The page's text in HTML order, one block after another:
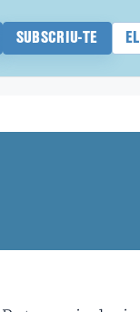
SUBSCRIU-TE